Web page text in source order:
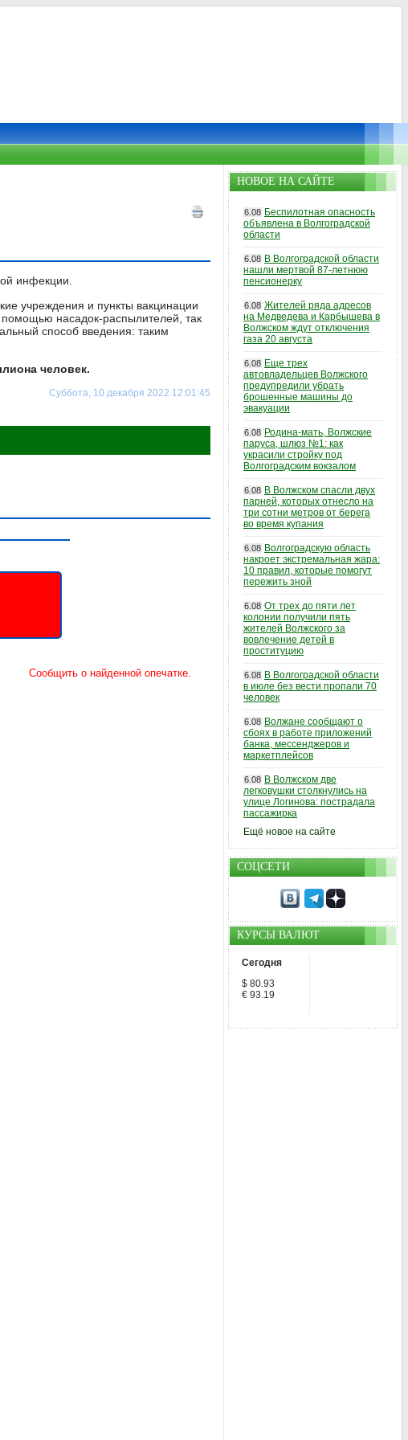
инфекции.
учреждения и пункты вакцинации
помощью насадок-распылителей, так
способ введения: таким
человек.
Суббота, 10 декабря 2022 12:01:45
НОВОЕ НА САЙТЕ
6.08 Беспилотная опасность
объявлена в Волгоградской
области
6.08 В Волгоградской области
нашли мертвой 87-летнюю
пенсионерку
6.08 Жителей ряда адресов
на Медведева и Карбышева в
Волжском ждут отключения
газа 20 августа
6.08 Еще трех
автовладельцев Волжского
предупредили убрать
брошенные машины до
эвакуации
6.08 Родина-мать, Волжские
паруса, шлюз №1: как
украсили стройку под
Волгоградским вокзалом
6.08 В Волжском спасли двух
парней, которых отнесло на
три сотни метров от берега
во время купания
6.08 Волгоградскую область
накроет экстремальная жара:
10 правил, которые помогут
пережить зной
6.08 От трех до пяти лет
колонии получили пять
жителей Волжского за
вовлечение детей в
проституцию
6.08 В Волгоградской области
в июле без вести пропали 70
человек
6.08 Волжане сообщают о
сбоях в работе приложений
банка, мессенджеров и
маркетплейсов
6.08 В Волжском две
легковушки столкнулись на
улице Логинова: пострадала
пассажирка
Ещё новое на сайте
СОЦСЕТИ
КУРСЫ ВАЛЮТ
Сегодня
$ 80.93
€ 93.19